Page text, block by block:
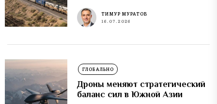
ТИМУР МУРАТОВ
16.07.2026
ГЛОБАЛЬНО
Дроны меняют стратегический
баланс сил в Южной Азии